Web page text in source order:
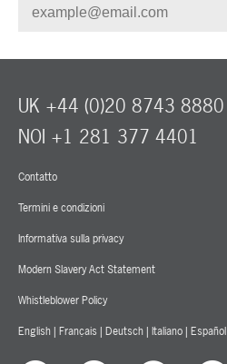
Contatto
Termini e condizioni
Informativa sulla privacy
Modern Slavery Act Statement
Whistleblower Policy
English | Français | Deutsch | Italiano | Español
UK +44 (0)20 8743 8880
NOI +1 281 377 4401